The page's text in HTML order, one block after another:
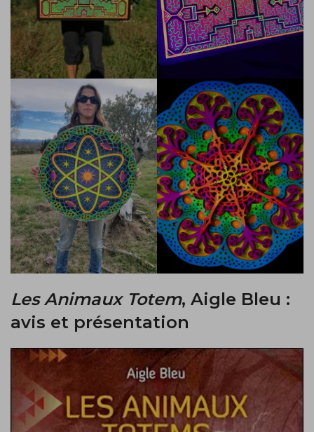
Les Animaux Totem, Aigle Bleu :
avis et présentation